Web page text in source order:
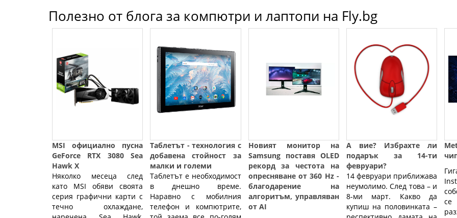
Полезно от блога за компютри и лаптопи на Fly.bg
MSI официално пусна
GeForce RTX 3080 Sea
Hawk X
Няколко месеца след
като MSI обяви своята
серия графични карти с
течно охлаждане,
Таблетът - технология с
добавена стойност за
малки и големи
Таблетът е необходимост
в днешно време.
Наравно с мобилния
телефон и компютрите,
Новият монитор на
Samsung поставя OLED
рекорд за честота на
опресняване от 360 Hz -
благодарение на
алгоритъм, управляван
от AI
А вие? Избрахте ли
подарък за 14-ти
февруари?
14 февруари приближава
неумолимо. След това – и
8-ми март. Какво да
купиш на половинката –
се